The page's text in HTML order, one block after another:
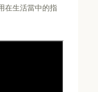
在生活當中的指